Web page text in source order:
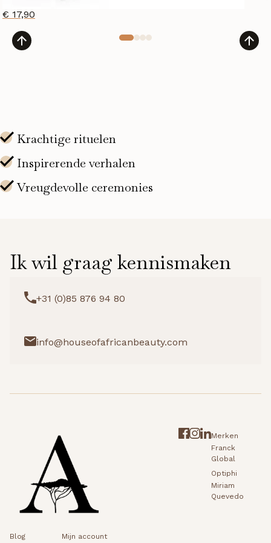
€ 17,90
Ik wil graag kennismaken
+31 (0)85 876 94 80
info@houseofafricanbeauty.com
Merken
Franck
Global
Optiphi
Miriam
Quevedo
Blog Mijn account